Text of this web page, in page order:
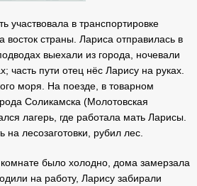
участвовала в транспортировке
восток страны. Лариса отправилась в
выехали из города, ночевали
часть пути отец нёс Ларису на руках.
моря. На поезде, в товарном
Соликамска (Молотовская
лагерь, где работала мать Ларисы.
на лесозаготовки, рубил лес.
было холодно, дома замерзала
на работу, Ларису забирали